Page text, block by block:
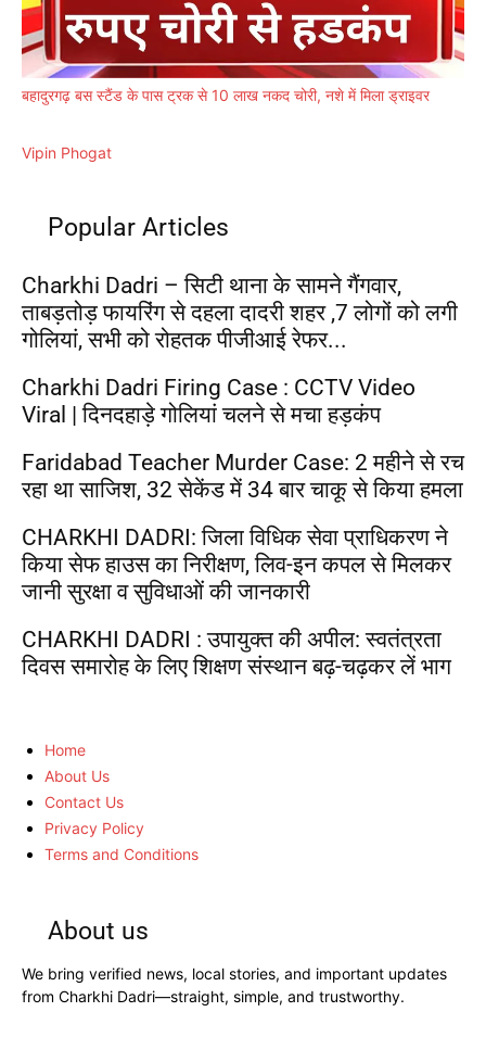
बहादुरगढ़ बस स्टैंड के पास ट्रक से 10 लाख नकद चोरी, नशे में मिला ड्राइवर
Vipin Phogat
Popular Articles
Charkhi Dadri – सिटी थाना के सामने गैंगवार,
ताबड़तोड़ फायरिंग से दहला दादरी शहर ,7 लोगों को लगी
गोलियां, सभी को रोहतक पीजीआई रेफर...
Charkhi Dadri Firing Case : CCTV Video
Viral | दिनदहाड़े गोलियां चलने से मचा हड़कंप
Faridabad Teacher Murder Case: 2 महीने से रच
रहा था साजिश, 32 सेकेंड में 34 बार चाकू से किया हमला
CHARKHI DADRI: जिला विधिक सेवा प्राधिकरण ने
किया सेफ हाउस का निरीक्षण, लिव-इन कपल से मिलकर
जानी सुरक्षा व सुविधाओं की जानकारी
CHARKHI DADRI : उपायुक्त की अपील: स्वतंत्रता
दिवस समारोह के लिए शिक्षण संस्थान बढ़-चढ़कर लें भाग
Home
About Us
Contact Us
Privacy Policy
Terms and Conditions
About us
We bring verified news, local stories, and important updates
from Charkhi Dadri—straight, simple, and trustworthy.